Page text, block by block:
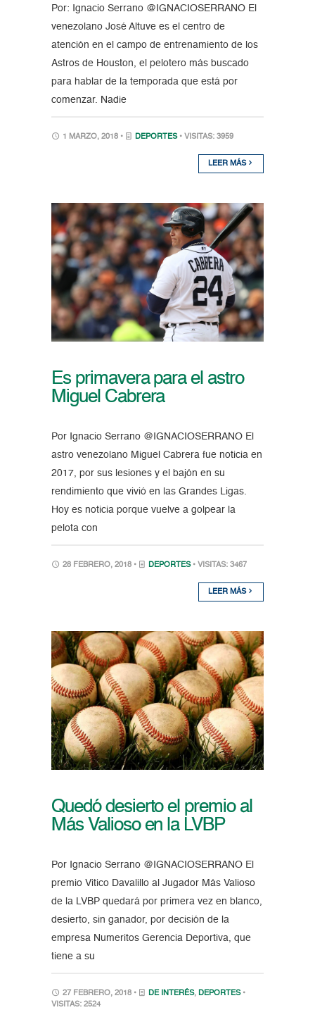
Por: Ignacio Serrano @IGNACIOSERRANO El
venezolano José Altuve es el centro de
atención en el campo de entrenamiento de los
Astros de Houston, el pelotero más buscado
para hablar de la temporada que está por
comenzar. Nadie
1 MARZO, 2018 • DEPORTES • VISITAS: 3959
LEER MÁS
Es primavera para el astro
Miguel Cabrera
Por Ignacio Serrano @IGNACIOSERRANO El
astro venezolano Miguel Cabrera fue noticia en
2017, por sus lesiones y el bajón en su
rendimiento que vivió en las Grandes Ligas.
Hoy es noticia porque vuelve a golpear la
pelota con
28 FEBRERO, 2018 • DEPORTES • VISITAS: 3467
LEER MÁS
Quedó desierto el premio al
Más Valioso en la LVBP
Por Ignacio Serrano @IGNACIOSERRANO El
premio Vitico Davalillo al Jugador Más Valioso
de la LVBP quedará por primera vez en blanco,
desierto, sin ganador, por decisión de la
empresa Numeritos Gerencia Deportiva, que
tiene a su
27 FEBRERO, 2018 • DE INTERÉS, DEPORTES •
VISITAS: 2524